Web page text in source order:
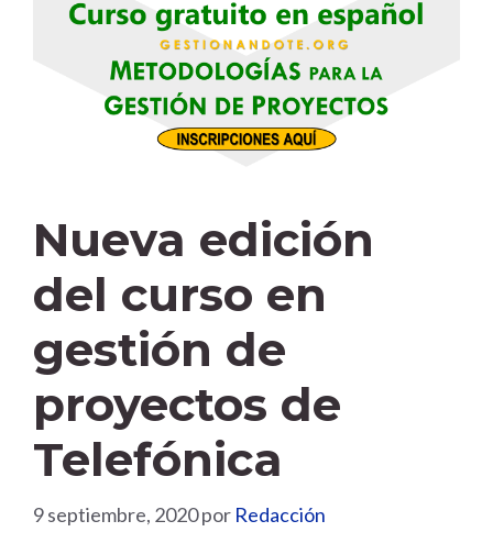
Nueva edición
del curso en
gestión de
proyectos de
Telefónica
9 septiembre, 2020por Redacción